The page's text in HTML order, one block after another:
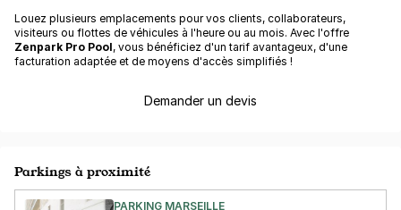
Louez plusieurs emplacements pour vos clients, collaborateurs,
visiteurs ou flottes de véhicules à l'heure ou au mois. Avec l'offre
Zenpark Pro Pool, vous bénéficiez d'un tarif avantageux, d'une
facturation adaptée et de moyens d'accès simplifiés !
Demander un devis
Parkings à proximité
PARKING MARSEILLE